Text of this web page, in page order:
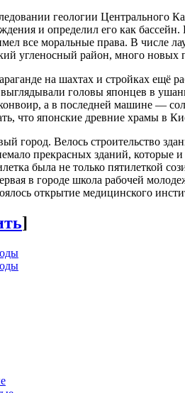
геологии Центрального
и определил его как
все моральные права. В числе
угленосный район, много новых
на шахтах и стройках ещё
головы японцев в
а в последней машине —
что японские древние храмы в
город. Велось строительство
прекрасных зданий, которые
была не только пятилеткой
в городе школа рабочей
открытие медицинского
]